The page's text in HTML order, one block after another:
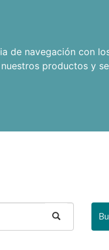
de navegación con
productos y